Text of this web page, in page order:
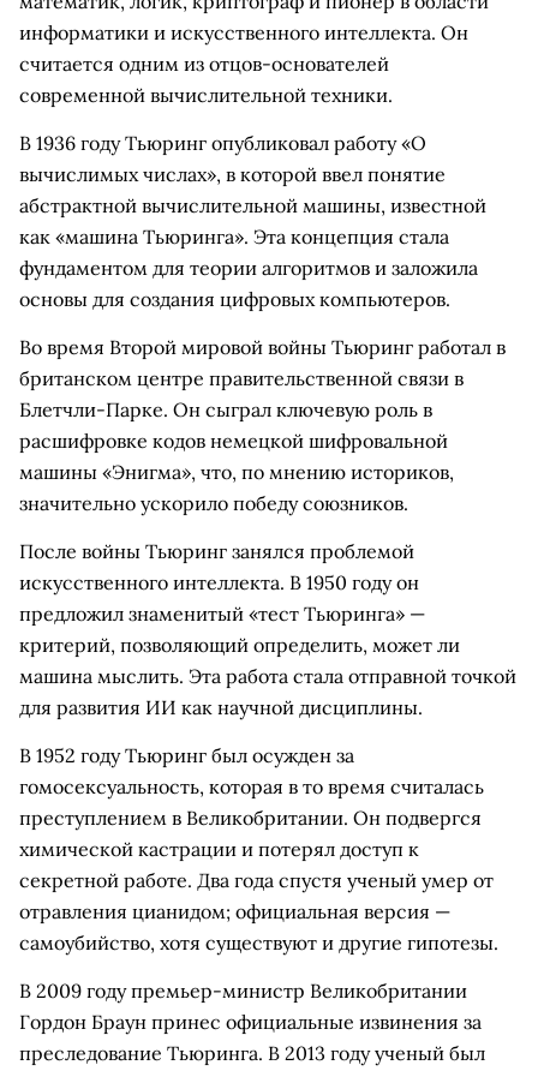
информатики и искусственного интеллекта. Он
считается одним из отцов-основателей
современной вычислительной техники.
В 1936 году Тьюринг опубликовал работу «О
вычислимых числах», в которой ввел понятие
абстрактной вычислительной машины, известной
как «машина Тьюринга». Эта концепция стала
фундаментом для теории алгоритмов и заложила
основы для создания цифровых компьютеров.
Во время Второй мировой войны Тьюринг работал в
британском центре правительственной связи в
Блетчли-Парке. Он сыграл ключевую роль в
расшифровке кодов немецкой шифровальной
машины «Энигма», что, по мнению историков,
значительно ускорило победу союзников.
После войны Тьюринг занялся проблемой
искусственного интеллекта. В 1950 году он
предложил знаменитый «тест Тьюринга» —
критерий, позволяющий определить, может ли
машина мыслить. Эта работа стала отправной точкой
для развития ИИ как научной дисциплины.
В 1952 году Тьюринг был осужден за
гомосексуальность, которая в то время считалась
преступлением в Великобритании. Он подвергся
химической кастрации и потерял доступ к
секретной работе. Два года спустя ученый умер от
отравления цианидом; официальная версия —
самоубийство, хотя существуют и другие гипотезы.
В 2009 году премьер-министр Великобритании
Гордон Браун принес официальные извинения за
преследование Тьюринга. В 2013 году ученый был